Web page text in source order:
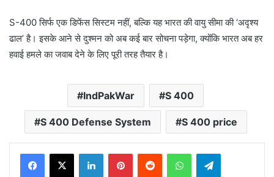
S-400 सिर्फ एक डिफेंस सिस्टम नहीं, बल्कि यह भारत की वायु सीमा की ‘अदृश्य
ढाल’ है। इसके आने से दुश्मन को अब कई बार सोचना पड़ेगा, क्योंकि भारत अब हर
हवाई हमले का जवाब देने के लिए पूरी तरह तैयार है।
IndPakWar S 400
S 400 Defense System S 400 price
LinkedInPinterestReddit WhatsAppTelegram